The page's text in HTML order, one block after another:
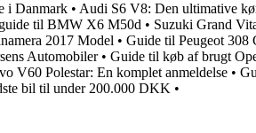
i Danmark • Audi S6 V8: Den ultimative
til BMW X6 M50d • Suzuki Grand
2017 Model • Guide til Peugeot 308
Automobiler• Guide til køb af brugt
V60 Polestar: En komplet anmeldelse •
bil til under 200.000 DKK •